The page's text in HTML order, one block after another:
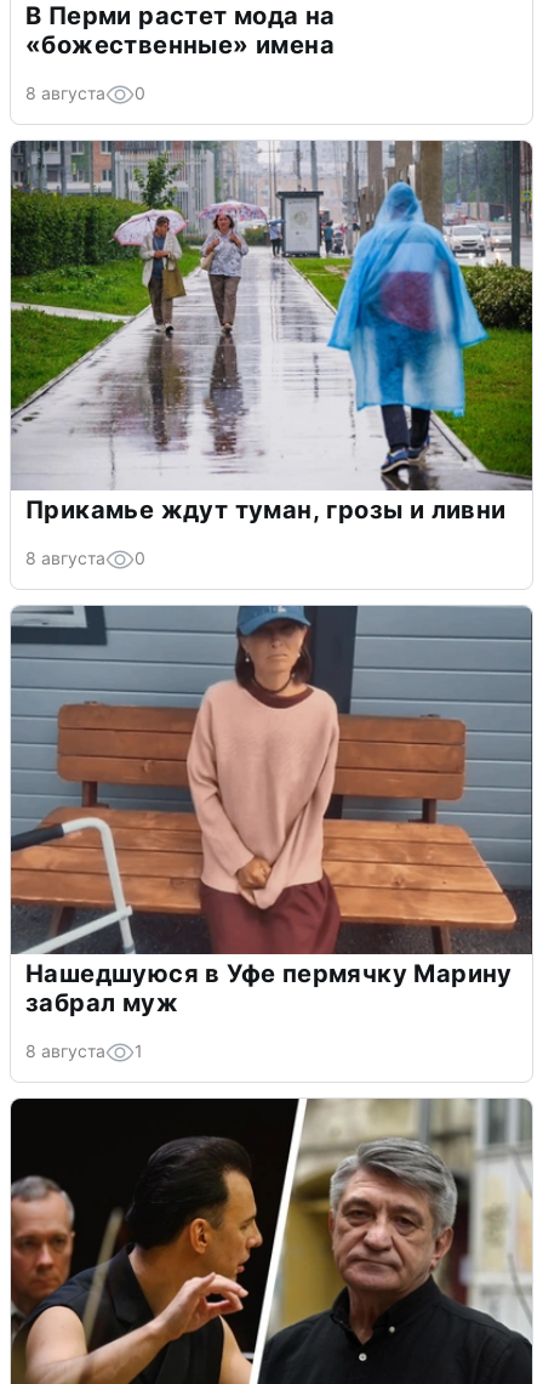
В Перми растет мода на
«божественные» имена
8 августа 0
Прикамье ждут туман, грозы и ливни
8 августа 0
Нашедшуюся в Уфе пермячку Марину
забрал муж
8 августа 1